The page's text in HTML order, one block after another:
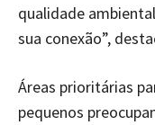
qualidade
sua conexão”,
Áreas prioritárias
pequenos